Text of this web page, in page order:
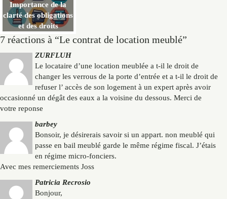
Importance de la
clarté des obligations
et des droits
7 réactions à “Le contrat de location meublé”
ZURFLUH
Le locataire d’une location meublée a t-il le droit de
changer les verrous de la porte d’entrée et a t-il le droit de
refuser l’ accès de son logement à un expert après avoir
occasionné un dégât des eaux a la voisine du dessous. Merci de
votre reponse
barbey
Bonsoir, je désirerais savoir si un appart. non meublé qui
passe en bail meublé garde le même régime fiscal. J’étais
en régime micro-fonciers.
Avec mes remerciements Joss
Patricia Recrosio
Bonjour,